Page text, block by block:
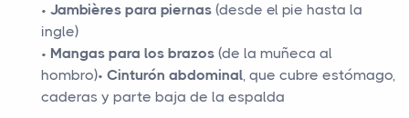
• Jambières para piernas (desde el pie hasta la
ingle)
• Mangas para los brazos (de la muñeca al
hombro)• Cinturón abdominal, que cubre estómago,
caderas y parte baja de la espalda